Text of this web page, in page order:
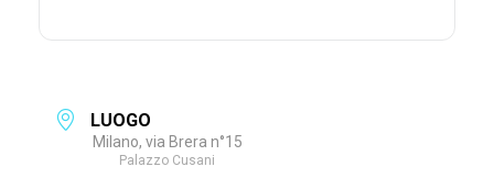
LUOGO
Milano, via Brera n°15
Palazzo Cusani